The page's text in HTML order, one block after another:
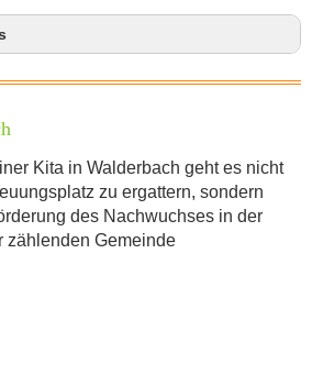
in Walderbach
Kindergarten in Walderbach
im Gemeinde Walderbach
den Kindergärten in Walderbach
für Quereinsteiger/innen in
Kita in Walderbach geht es nicht
zu ergattern, sondern
des Nachwuchses in der
zählenden Gemeinde